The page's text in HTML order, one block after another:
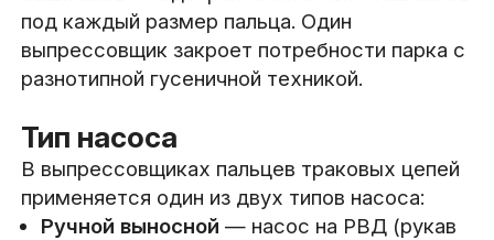
под каждый размер пальца. Один
выпрессовщик закроет потребности парка с
разнотипной гусеничной техникой.
Тип насоса
В выпрессовщиках пальцев траковых цепей
применяется один из двух типов насоса:
Ручной выносной — насос на РВД (рукав